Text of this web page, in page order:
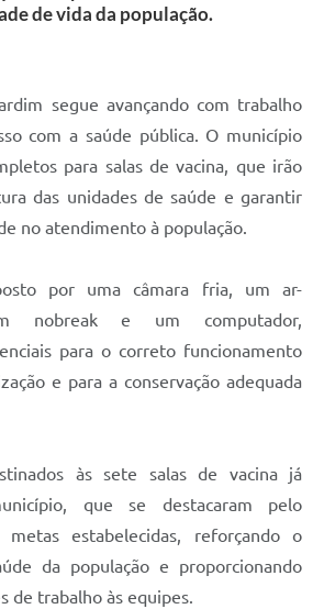
de vida da população.
segue avançando com trabalho
com a saúde pública. O município
para salas de vacina, que irão
das unidades de saúde e garantir
no atendimento à população.
por uma câmara fria, um ar-
nobreak e um computador,
para o correto funcionamento
e para a conservação adequada
às sete salas de vacina já
que se destacaram pelo
metas estabelecidas, reforçando o
da população e proporcionando
de trabalho às equipes.